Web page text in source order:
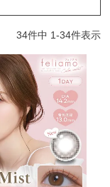
34件中 1-34件表示